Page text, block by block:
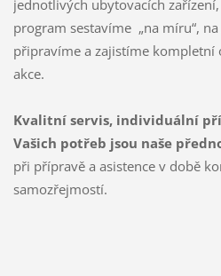
jednotlivých ubytovacích
program sestavíme „na míru“,
připravíme a zajistíme kompletní
akce.
Kvalitní servis, individuální
Vašich potřeb jsou naše
při přípravě a asistence v době
samozřejmostí.